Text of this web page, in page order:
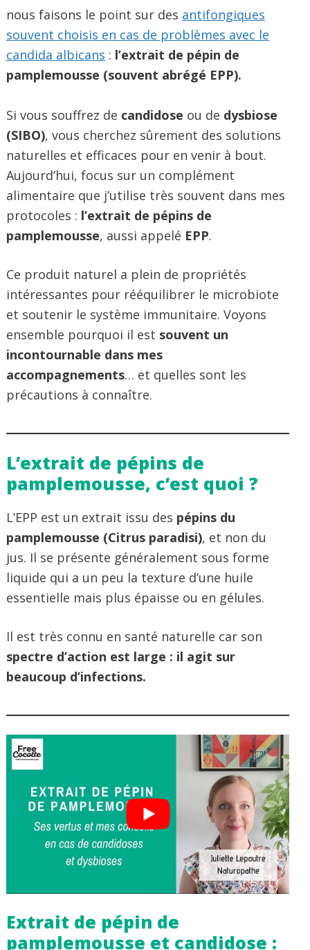
nous faisons le point sur des antifongiques
souvent choisis en cas de problèmes avec le
candida albicans : l’extrait de pépin de
pamplemousse (souvent abrégé EPP).
Si vous souffrez de candidose ou de dysbiose
(SIBO), vous cherchez sûrement des solutions
naturelles et efficaces pour en venir à bout.
Aujourd’hui, focus sur un complément
alimentaire que j’utilise très souvent dans mes
protocoles : l’extrait de pépins de
pamplemousse, aussi appelé EPP.
Ce produit naturel a plein de propriétés
intéressantes pour rééquilibrer le microbiote
et soutenir le système immunitaire. Voyons
ensemble pourquoi il est souvent un
incontournable dans mes
accompagnements… et quelles sont les
précautions à connaître.
L’extrait de pépins de
pamplemousse, c’est quoi ?
L’EPP est un extrait issu des pépins du
pamplemousse (Citrus paradisi), et non du
jus. Il se présente généralement sous forme
liquide qui a un peu la texture d’une huile
essentielle mais plus épaisse ou en gélules.
Il est très connu en santé naturelle car son
spectre d’action est large : il agit sur
beaucoup d’infections.
Extrait de pépin de
pamplemousse et candidose :